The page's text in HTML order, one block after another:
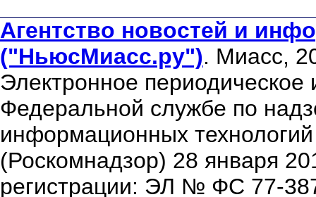
Агентство новостей и
("НьюсМиасс.ру"). Миасс,
Электронное периодическое
Федеральной службе по
информационных
(Роскомнадзор) 28 января
регистрации: ЭЛ № ФС 77-